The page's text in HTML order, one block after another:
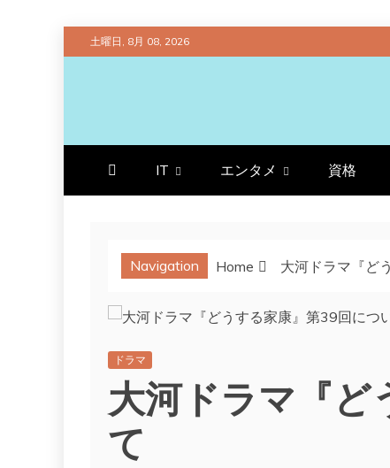
to
土曜日, 8月 08, 2026
IT エンタメ 資格
Navigation Home 大河ドラマ『ど
ドラマ
大河ドラマ『ど
て